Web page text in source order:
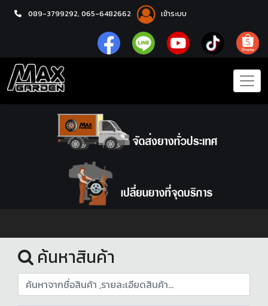
089-3799292, 065-6482662 เข้าระบบ
หน้าแรก
ค้นหาสินค้า